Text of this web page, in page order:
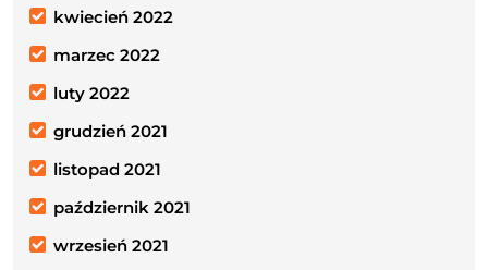
kwiecień 2022
marzec 2022
luty 2022
grudzień 2021
listopad 2021
październik 2021
wrzesień 2021